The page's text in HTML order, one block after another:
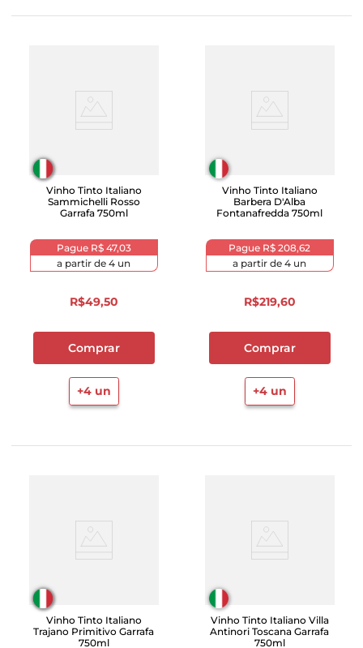
Vinho Tinto Italiano
Sammichelli Rosso
Garrafa 750ml
Pague R$ 47,03
a partir de 4 un
R$49,50
Comprar
+4un
Vinho Tinto Italiano
Barbera D'Alba
Fontanafredda 750ml
Pague R$ 208,62
a partir de 4 un
R$219,60
Comprar
+4un
Vinho Tinto Italiano
Trajano Primitivo Garrafa
750ml
Vinho Tinto Italiano Villa
Antinori Toscana Garrafa
750ml